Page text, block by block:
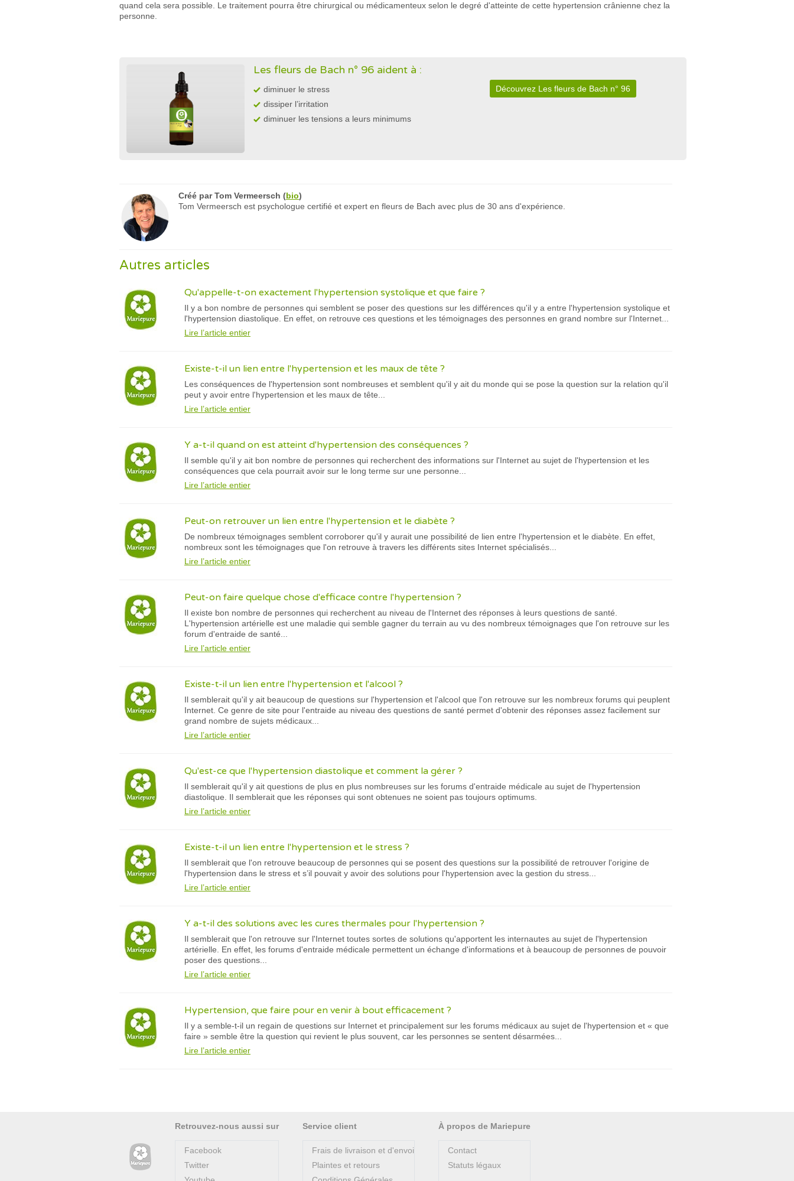
quand cela sera possible. Le traitement pourra être chirurgical ou médicamenteux selon le degré d'atteinte de cette hypertension crânienne chez la
personne.
Les fleurs de Bach n° 96 aident à :
diminuer le stress
dissiper l’irritation
diminuer les tensions a leurs minimums
Découvrez Les fleurs de Bach n° 96
Créé parTom Vermeersch (bio)
Tom Vermeersch est psychologue certifié et expert en fleurs de Bach avec plus de 30 ans d'expérience.
Autres articles
Qu'appelle-t-on exactement l'hypertension systolique et que faire ?
Il y a bon nombre de personnes qui semblent se poser des questions sur les différences qu'il y a entre l'hypertension systolique et
l'hypertension diastolique. En effet, on retrouve ces questions et les témoignages des personnes en grand nombre sur l'Internet...
Lire l’article entier
Existe-t-il un lien entre l'hypertension et les maux de tête ?
Les conséquences de l'hypertension sont nombreuses et semblent qu'il y ait du monde qui se pose la question sur la relation qu'il
peut y avoir entre l'hypertension et les maux de tête...
Lire l’article entier
Y a-t-il quand on est atteint d'hypertension des conséquences ?
Il semble qu'il y ait bon nombre de personnes qui recherchent des informations sur l'Internet au sujet de l'hypertension et les
conséquences que cela pourrait avoir sur le long terme sur une personne...
Lire l’article entier
Peut-on retrouver un lien entre l'hypertension et le diabète ?
De nombreux témoignages semblent corroborer qu'il y aurait une possibilité de lien entre l'hypertension et le diabète. En effet,
nombreux sont les témoignages que l'on retrouve à travers les différents sites Internet spécialisés...
Lire l’article entier
Peut-on faire quelque chose d'efficace contre l'hypertension ?
Il existe bon nombre de personnes qui recherchent au niveau de l'Internet des réponses à leurs questions de santé.
L'hypertension artérielle est une maladie qui semble gagner du terrain au vu des nombreux témoignages que l'on retrouve sur les
forum d'entraide de santé...
Lire l’article entier
Existe-t-il un lien entre l'hypertension et l'alcool ?
Il semblerait qu'il y ait beaucoup de questions sur l'hypertension et l'alcool que l'on retrouve sur les nombreux forums qui peuplent
Internet. Ce genre de site pour l'entraide au niveau des questions de santé permet d'obtenir des réponses assez facilement sur
grand nombre de sujets médicaux...
Lire l’article entier
Qu'est-ce que l'hypertension diastolique et comment la gérer ?
Il semblerait qu'il y ait questions de plus en plus nombreuses sur les forums d'entraide médicale au sujet de l'hypertension
diastolique. Il semblerait que les réponses qui sont obtenues ne soient pas toujours optimums.
Lire l’article entier
Existe-t-il un lien entre l'hypertension et le stress ?
Il semblerait que l'on retrouve beaucoup de personnes qui se posent des questions sur la possibilité de retrouver l'origine de
l'hypertension dans le stress et s’il pouvait y avoir des solutions pour l'hypertension avec la gestion du stress...
Lire l’article entier
Y a-t-il des solutions avec les cures thermales pour l'hypertension ?
Il semblerait que l'on retrouve sur l'Internet toutes sortes de solutions qu'apportent les internautes au sujet de l'hypertension
artérielle. En effet, les forums d'entraide médicale permettent un échange d'informations et à beaucoup de personnes de pouvoir
poser des questions...
Lire l’article entier
Hypertension, que faire pour en venir à bout efficacement ?
Il y a semble-t-il un regain de questions sur Internet et principalement sur les forums médicaux au sujet de l'hypertension et « que
faire » semble être la question qui revient le plus souvent, car les personnes se sentent désarmées...
Lire l’article entier
Retrouvez-nous aussi sur
Facebook
Twitter
Service client
Frais de livraison et d'envoi
Plaintes et retours
À propos de Mariepure
Contact
Statuts légaux